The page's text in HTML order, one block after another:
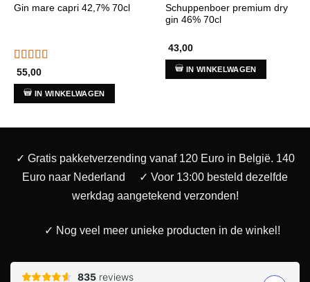
Gin mare capri 42,7% 70cl
Gewaardeerd
5uit 5
55,00
IN WINKELWAGEN
Schuppenboer premium dry
gin 46% 70cl
43,00
IN WINKELWAGEN
✓ Gratis pakketverzending vanaf 120 Euro in België. 140
Euro naar Nederland
✓ Voor 13:00 besteld dezelfde
werkdag aangetekend verzonden!
✓ Nog veel meer unieke producten in de winkel!